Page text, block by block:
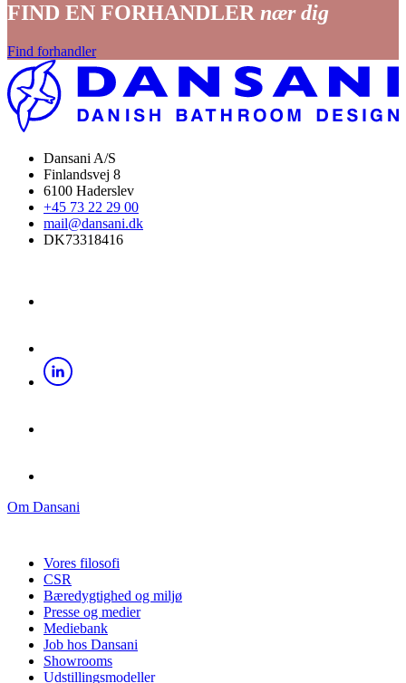
FIND EN FORHANDLER nær dig
Find forhandler
Dansani A/S
Finlandsvej 8
6100 Haderslev
+45 73 22 29 00
mail@dansani.dk
DK73318416
Om Dansani
Vores filosofi
CSR
Bæredygtighed og miljø
Presse og medier
Mediebank
Job hos Dansani
Showrooms
Udstillingsmodeller